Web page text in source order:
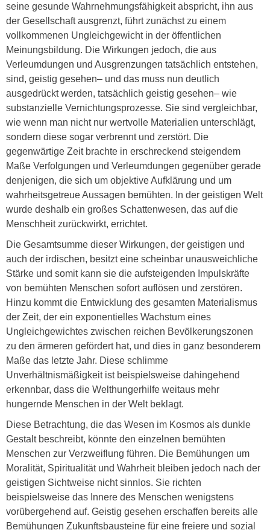
seine gesunde Wahrnehmungsfähigkeit abspricht, ihn aus
der Gesellschaft ausgrenzt, führt zunächst zu einem
vollkommenen Ungleichgewicht in der öffentlichen
Meinungsbildung. Die Wirkungen jedoch, die aus
Verleumdungen und Ausgrenzungen tatsächlich entstehen,
sind, geistig gesehen– und das muss nun deutlich
ausgedrückt werden, tatsächlich geistig gesehen– wie
substanzielle Vernichtungsprozesse. Sie sind vergleichbar,
wie wenn man nicht nur wertvolle Materialien unterschlägt,
sondern diese sogar verbrennt und zerstört. Die
gegenwärtige Zeit brachte in erschreckend steigendem
Maße Verfolgungen und Verleumdungen gegenüber gerade
denjenigen, die sich um objektive Aufklärung und um
wahrheitsgetreue Aussagen bemühten. In der geistigen Welt
wurde deshalb ein großes Schattenwesen, das auf die
Menschheit zurückwirkt, errichtet.
Die Gesamtsumme dieser Wirkungen, der geistigen und
auch der irdischen, besitzt eine scheinbar unausweichliche
Stärke und somit kann sie die aufsteigenden Impulskräfte
von bemühten Menschen sofort auflösen und zerstören.
Hinzu kommt die Entwicklung des gesamten Materialismus
der Zeit, der ein exponentielles Wachstum eines
Ungleichgewichtes zwischen reichen Bevölkerungszonen
zu den ärmeren gefördert hat, und dies in ganz besonderem
Maße das letzte Jahr. Diese schlimme
Unverhältnismäßigkeit ist beispielsweise dahingehend
erkennbar, dass die Welthungerhilfe weitaus mehr
hungernde Menschen in der Welt beklagt.
Diese Betrachtung, die das Wesen im Kosmos als dunkle
Gestalt beschreibt, könnte den einzelnen bemühten
Menschen zur Verzweiflung führen. Die Bemühungen um
Moralität, Spiritualität und Wahrheit bleiben jedoch nach der
geistigen Sichtweise nicht sinnlos. Sie richten
beispielsweise das Innere des Menschen wenigstens
vorübergehend auf. Geistig gesehen erschaffen bereits alle
Bemühungen Zukunftsbausteine für eine freiere und sozial